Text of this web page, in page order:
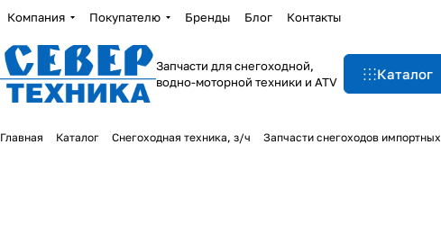
Компания Покупателю Бренды Блог Контакты
Запчасти для снегоходной,
водно-моторной техники и ATV
Каталог
Главная Каталог Снегоходная техника, з/ч Запчасти снегоходов импортных